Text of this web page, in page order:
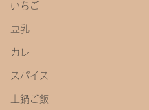
いちご
豆乳
カレー
スパイス
土鍋ご飯